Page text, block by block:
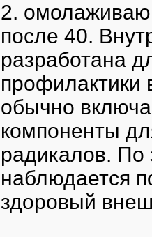
2.
после 40.
разработана
профилактики
обычно
компоненты
радикалов.
наблюдается
здоровый